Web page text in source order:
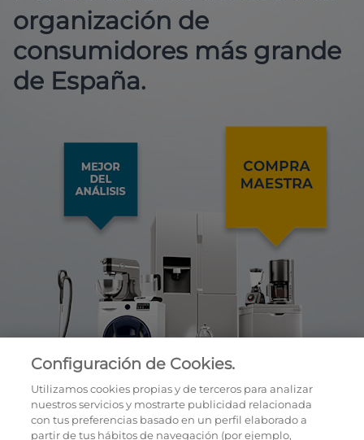
organización de
consumidores más grande
de España.
Configuración de Cookies.
Utilizamos cookies propias y de terceros para analizar
nuestros servicios y mostrarte publicidad relacionada
con tus preferencias basado en un perfil elaborado a
partir de tus hábitos de navegación (por ejemplo,